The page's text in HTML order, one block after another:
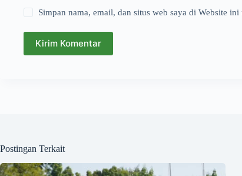
Simpan nama, email, dan situs web saya di Website
Kirim Komentar
Postingan Terkait